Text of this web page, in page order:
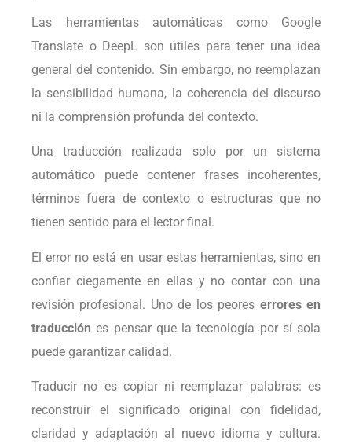
Las herramientas automáticas como Google
Translate o DeepL son útiles para tener una idea
general del contenido. Sin embargo, no reemplazan
la sensibilidad humana, la coherencia del discurso
ni la comprensión profunda del contexto.
Una traducción realizada solo por un sistema
automático puede contener frases incoherentes,
términos fuera de contexto o estructuras que no
tienen sentido para el lector final.
El error no está en usar estas herramientas, sino en
confiar ciegamente en ellas y no contar con una
revisión profesional. Uno de los peores errores en
traducción es pensar que la tecnología por sí sola
puede garantizar calidad.
Traducir no es copiar ni reemplazar palabras: es
reconstruir el significado original con fidelidad,
claridad y adaptación al nuevo idioma y cultura.